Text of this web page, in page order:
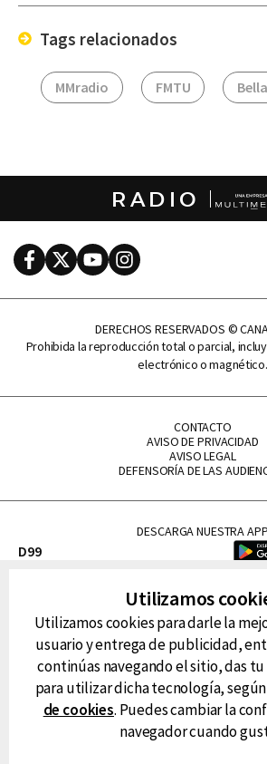
Tags relacionados
MMradio FMTU
RADIO
FacebookTwitterYoutubeInstagram
DERECHOS RESERVADOS ©
Prohibida la reproducción total o parcial,
electrónico o magnético.
CONTACTO
AVISO DE PRIVACIDAD
AVISO LEGAL
DEFENSORÍA DE LAS
DESCARGA NUESTRA APP
D99
FM Tu
RG Deportiva
Classic FM
Utilizamos
Utilizamos cookies para darle la
usuario y entrega de publicidad,
continúas navegando el sitio, das
para utilizar dicha tecnología,
de cookies. Puedes cambiar la
navegador cuando